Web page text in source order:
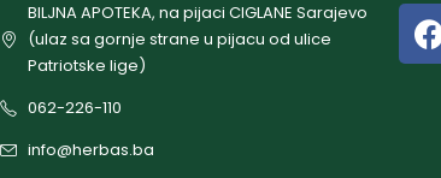
BILJNA APOTEKA, na pijaci CIGLANE Sarajevo
(ulaz sa gornje strane u pijacu od ulice
Patriotske lige)
062-226-110
info@herbas.ba